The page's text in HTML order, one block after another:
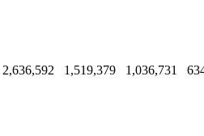
2,636,592 1,519,379 1,036,731